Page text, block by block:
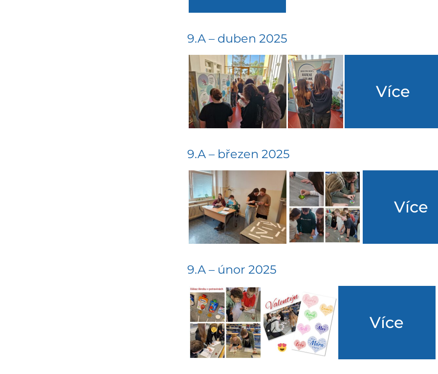
9.A – duben 2025
Více
9.A – březen 2025
Více
9.A – únor 2025
Více